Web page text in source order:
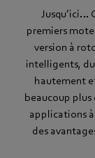
Jusqu’ici…
premiers
version à
intelligents,
hautement
beaucoup plus
applications
des